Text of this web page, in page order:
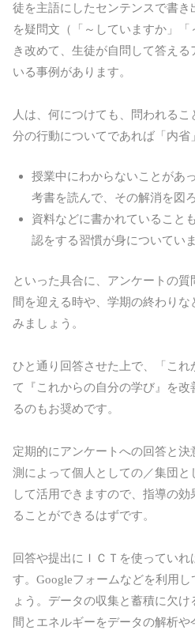
徒を主語にしたセンテンスで書き
を疑問文（「～していますか」
き改めて、生徒が自問して答え
いる事例があります。
人は、何につけても、問われる
分の行動についてであれば「内省
授業中にわからないことがあ
考書を読んで、その解消を図
資料などに書かれていること
認をする習慣が身についていま
といった具合に、アンケートの
間を迎える時や、学期の終わり
みましょう。
ひと通り回答させた上で、「これ
て『これからの自分の学び』を
るのもお奨めです。
定期的にアンケートへの回答と
測によって個人としての／集団と
して活用できますので、指導の
ることができるはずです。
回答や提出にＩＣＴを使ってい
す。Googleフォームなどを利用
ょう。データの収集と蓄積に欠
間とエネルギーをデータの解析